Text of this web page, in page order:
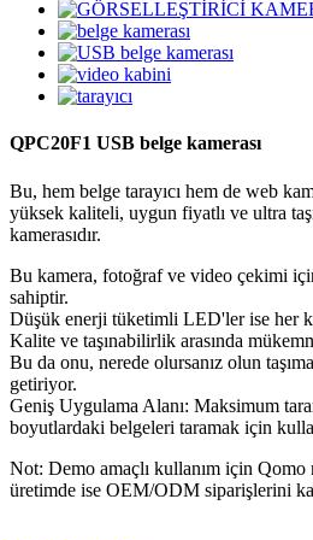
QPC20F1 USB belge kamerası
Bu, hem belge tarayıcı hem de web
yüksek kaliteli, uygun fiyatlı ve ultra
kamerasıdır.
Bu kamera, fotoğraf ve video çekimi
sahiptir.
Düşük enerji tüketimli LED'ler ise her
Kalite ve taşınabilirlik arasında
Bu da onu, nerede olursanız olun
getiriyor.
Geniş Uygulama Alanı: Maksimum
boyutlardaki belgeleri taramak için
Not: Demo amaçlı kullanım için Qomo
üretimde ise OEM/ODM siparişlerini